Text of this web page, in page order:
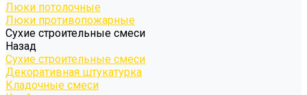
Люки потолочные
Люки противопожарные
Сухие строительные смеси
Назад
Сухие строительные смеси
Декоративная штукатурка
Кладочные смеси